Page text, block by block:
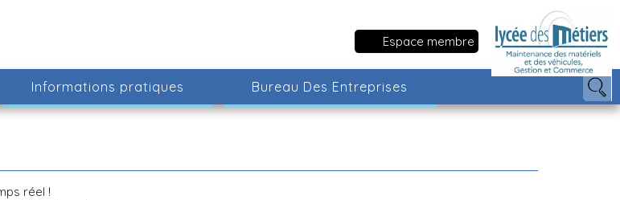
Informations pratiques Bureau Des Entreprises
Espace membre
réel !